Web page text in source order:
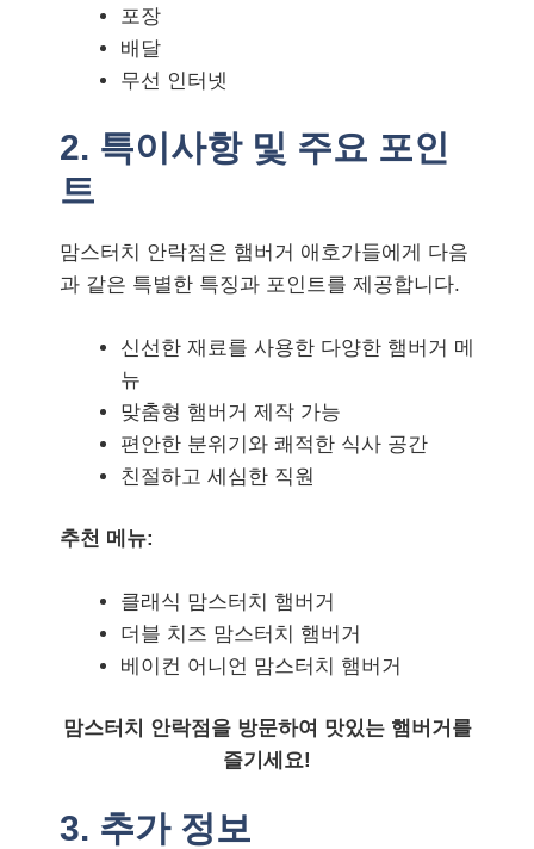
포장
배달
무선 인터넷
2. 특이사항 및 주요 포인
트
맘스터치 안락점은 햄버거 애호가들에게 다음
과 같은 특별한 특징과 포인트를 제공합니다.
신선한 재료를 사용한 다양한 햄버거 메
뉴
맞춤형 햄버거 제작 가능
편안한 분위기와 쾌적한 식사 공간
친절하고 세심한 직원
추천 메뉴:
클래식 맘스터치 햄버거
더블 치즈 맘스터치 햄버거
베이컨 어니언 맘스터치 햄버거
맘스터치 안락점을 방문하여 맛있는 햄버거를
즐기세요!
3. 추가 정보